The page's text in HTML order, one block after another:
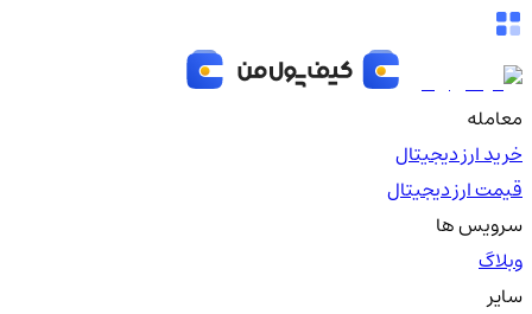
معامله
خرید ارز دیجیتال
قیمت ارز دیجیتال
سرویس ها
وبلاگ
سایر